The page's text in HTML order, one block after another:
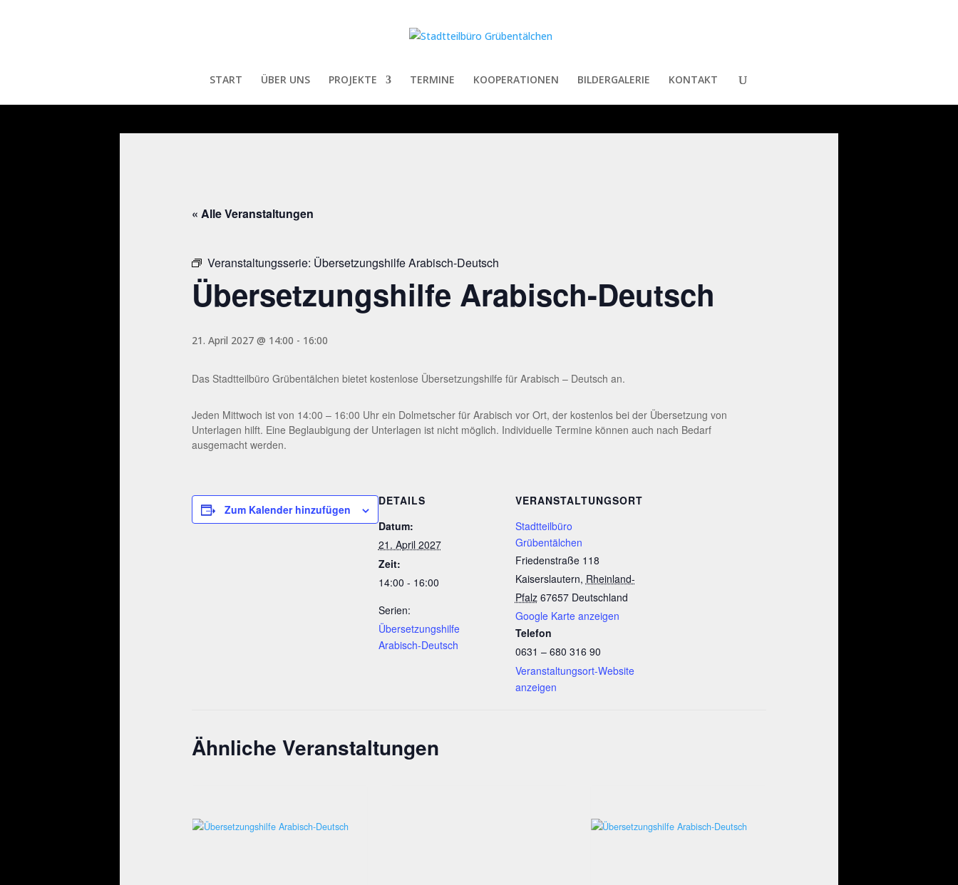
START ÜBER UNS PROJEKTE TERMINE KOOPERATIONEN BILDERGALERIE KONTAKT
« Alle Veranstaltungen
Veranstaltungsserie: Übersetzungshilfe Arabisch-Deutsch
Übersetzungshilfe Arabisch-Deutsch
21. April 2027 @ 14:00 - 16:00
Das Stadtteilbüro Grübentälchen bietet kostenlose Übersetzungshilfe für Arabisch – Deutsch an.
Jeden Mittwoch ist von 14:00 – 16:00 Uhr ein Dolmetscher für Arabisch vor Ort, der kostenlos bei der Übersetzung von
Unterlagen hilft. Eine Beglaubigung der Unterlagen ist nicht möglich. Individuelle Termine können auch nach Bedarf
ausgemacht werden.
Zum Kalender hinzufügen
DETAILS
Datum:
21. April 2027
Zeit:
14:00 - 16:00
Serien:
Übersetzungshilfe
Arabisch-Deutsch
VERANSTALTUNGSORT
Stadtteilbüro
Grübentälchen
Friedenstraße 118
Kaiserslautern, Rheinland-
Pfalz 67657 Deutschland
Google Karte anzeigen
Telefon
0631 – 680 316 90
Veranstaltungsort-Website
anzeigen
Ähnliche Veranstaltungen